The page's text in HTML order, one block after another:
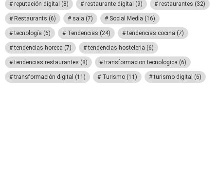
reputación digital (8) restaurante digital (9) restaurantes (32)
Restaurants (6) sala (7) Social Media (16)
tecnología (6) Tendencias (24) tendencias cocina (7)
tendencias horeca (7) tendencias hosteleria (6)
tendencias restaurantes (8) transformacion tecnologica (6)
transformación digital (11) Turismo (11) turismo digital (6)